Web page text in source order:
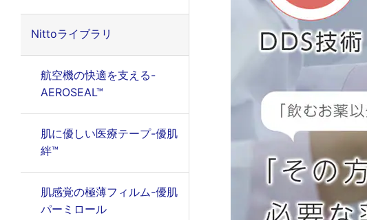
Nittoライブラリ
航空機の快適を支える-
AEROSEAL™
肌に優しい医療テープ-優肌
絆™
肌感覚の極薄フィルム-優肌
パーミロール